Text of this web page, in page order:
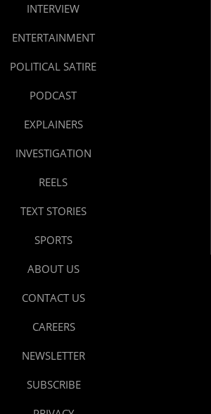
INTERVIEW
ENTERTAINMENT
POLITICAL SATIRE
PODCAST
EXPLAINERS
INVESTIGATION
REELS
TEXT STORIES
SPORTS
ABOUT US
CONTACT US
CAREERS
NEWSLETTER
SUBSCRIBE